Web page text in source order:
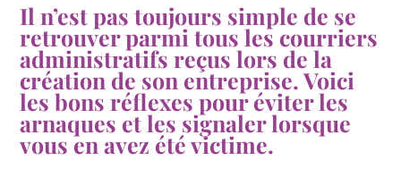
Il n’est pas toujours simple de se
retrouver parmi tous les courriers
administratifs reçus lors de la
création de son entreprise. Voici
les bons réflexes pour éviter les
arnaques et les signaler lorsque
vous en avez été victime.